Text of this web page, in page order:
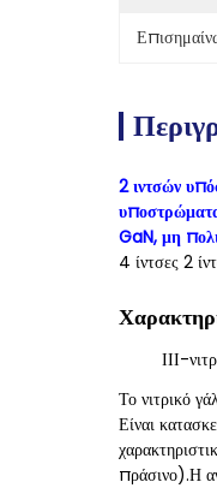
2 ιντσών
GaN, μη
4 ίντσες 2
ΙΙΙ-
Το νιτρικό
Είναι
πράσινο).Η